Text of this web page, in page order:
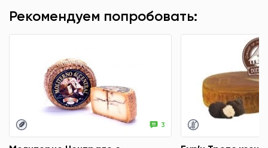
Рекомендуем попробовать:
3